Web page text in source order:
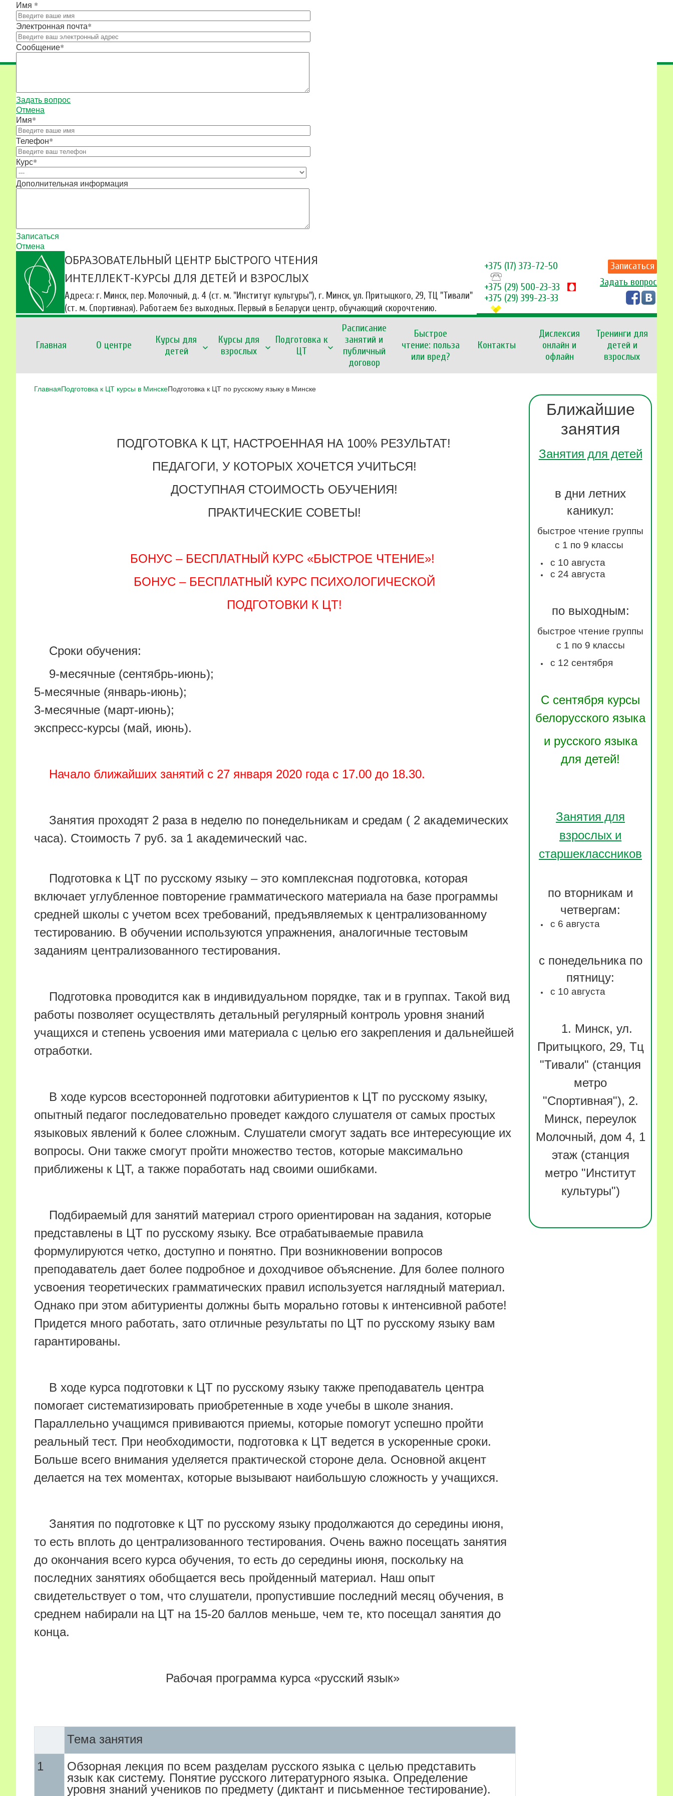
Имя *
Электронная почта*
Сообщение*
Задать вопрос
Отмена
Имя*
Телефон*
Курс*
Дополнительная информация
Записаться
Отмена
+375 (17) 373-72-50
Записаться
Задать вопрос
+375 (29) 500-23-33
+375 (29) 399-23-33
ОБРАЗОВАТЕЛЬНЫЙ ЦЕНТР БЫСТРОГО ЧТЕНИЯ
ИНТЕЛЛЕКТ-КУРСЫ ДЛЯ ДЕТЕЙ И ВЗРОСЛЫХ
Адреса: г. Минск, пер. Молочный, д. 4 (ст. м. "Институт культуры"), г. Минск, ул. Притыцкого, 29, ТЦ "Тивали"
(ст. м. Спортивная). Работаем без выходных. Первый в Беларуси центр, обучающий скорочтению.
Главная О центре
Курсы для
детей
Курсы для
взрослых
Подготовка к
ЦТ
Расписание
занятий и
публичный
договор
Быстрое
чтение: польза
или вред?
Контакты
Дислексия
онлайн и
офлайн
Тренинги для
детей и
взрослых
ГлавнаяПодготовка к ЦТ курсы в МинскеПодготовка к ЦТ по русскому языку в Минске
Ближайшие
занятия
Занятия для детей
в дни летних
каникул:
быстрое чтение группы
с 1 по 9 классы
с 10 августа
с 24 августа
по выходным:
быстрое чтение группы
с 1 по 9 классы
с 12 сентября
С сентября курсы
белорусского языка
и русского языка
для детей!
Занятия для
взрослых и
старшеклассников
по вторникам и
четвергам:
с 6 августа
с понедельника по
пятницу:
с 10 августа
1. Минск, ул.
Притыцкого, 29, Тц
"Тивали" (станция
метро
"Спортивная"), 2.
Минск, переулок
Молочный, дом 4, 1
этаж (станция
метро "Институт
культуры")
ПОДГОТОВКА К ЦТ, НАСТРОЕННАЯ НА 100% РЕЗУЛЬТАТ!
ПЕДАГОГИ, У КОТОРЫХ ХОЧЕТСЯ УЧИТЬСЯ!
ДОСТУПНАЯ СТОИМОСТЬ ОБУЧЕНИЯ!
ПРАКТИЧЕСКИЕ СОВЕТЫ!
БОНУС – БЕСПЛАТНЫЙ КУРС «БЫСТРОЕ ЧТЕНИЕ»!
БОНУС – БЕСПЛАТНЫЙ КУРС ПСИХОЛОГИЧЕСКОЙ
ПОДГОТОВКИ К ЦТ!
Сроки обучения:
9-месячные (сентябрь-июнь);
5-месячные (январь-июнь);
3-месячные (март-июнь);
экспресс-курсы (май, июнь).
Начало ближайших занятий с 27 января 2020 года с 17.00 до 18.30.
Занятия проходят 2 раза в неделю по понедельникам и средам ( 2 академических
часа). Стоимость 7 руб. за 1 академический час.
Подготовка к ЦТ по русскому языку – это комплексная подготовка, которая
включает углубленное повторение грамматического материала на базе программы
средней школы с учетом всех требований, предъявляемых к централизованному
тестированию. В обучении используются упражнения, аналогичные тестовым
заданиям централизованного тестирования.
Подготовка проводится как в индивидуальном порядке, так и в группах. Такой вид
работы позволяет осуществлять детальный регулярный контроль уровня знаний
учащихся и степень усвоения ими материала с целью его закрепления и дальнейшей
отработки.
В ходе курсов всесторонней подготовки абитуриентов к ЦТ по русскому языку,
опытный педагог последовательно проведет каждого слушателя от самых простых
языковых явлений к более сложным. Слушатели смогут задать все интересующие их
вопросы. Они также смогут пройти множество тестов, которые максимально
приближены к ЦТ, а также поработать над своими ошибками.
Подбираемый для занятий материал строго ориентирован на задания, которые
представлены в ЦТ по русскому языку. Все отрабатываемые правила
формулируются четко, доступно и понятно. При возникновении вопросов
преподаватель дает более подробное и доходчивое объяснение. Для более полного
усвоения теоретических грамматических правил используется наглядный материал.
Однако при этом абитуриенты должны быть морально готовы к интенсивной работе!
Придется много работать, зато отличные результаты по ЦТ по русскому языку вам
гарантированы.
В ходе курса подготовки к ЦТ по русскому языку также преподаватель центра
помогает систематизировать приобретенные в ходе учебы в школе знания.
Параллельно учащимся прививаются приемы, которые помогут успешно пройти
реальный тест. При необходимости, подготовка к ЦТ ведется в ускоренные сроки.
Больше всего внимания уделяется практической стороне дела. Основной акцент
делается на тех моментах, которые вызывают наибольшую сложность у учащихся.
Занятия по подготовке к ЦТ по русскому языку продолжаются до середины июня,
то есть вплоть до централизованного тестирования. Очень важно посещать занятия
до окончания всего курса обучения, то есть до середины июня, поскольку на
последних занятиях обобщается весь пройденный материал. Наш опыт
свидетельствует о том, что слушатели, пропустившие последний месяц обучения, в
среднем набирали на ЦТ на 15-20 баллов меньше, чем те, кто посещал занятия до
конца.
Рабочая программа курса «русский язык»
Тема занятия
1
Обзорная лекция по всем разделам русского языка с целью представить
язык как систему. Понятие русского литературного языка. Определение
уровня знаний учеников по предмету (диктант и письменное тестирование).